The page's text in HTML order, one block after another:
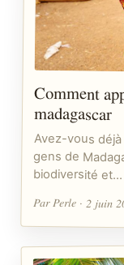
Comment
madagascar
Avez-vous
gens de
biodiversité et…
Par Perle · 2 juin